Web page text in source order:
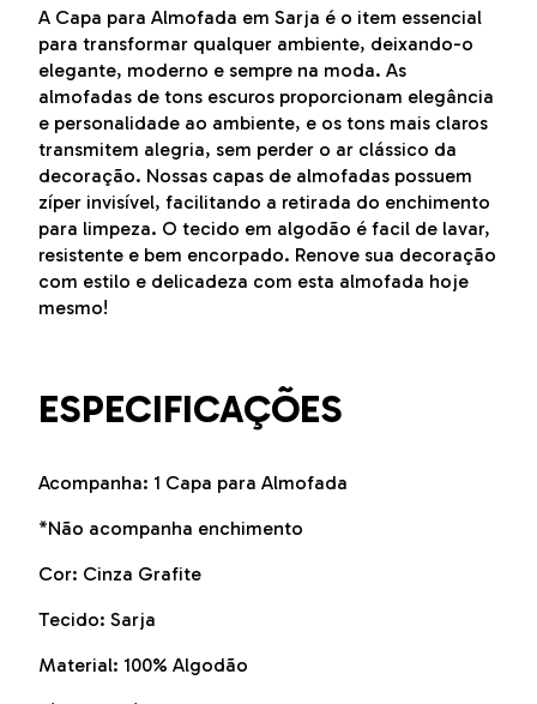
A Capa para Almofada em Sarja é o item essencial
para transformar qualquer ambiente, deixando-o
elegante, moderno e sempre na moda. As
almofadas de tons escuros proporcionam elegância
e personalidade ao ambiente, e os tons mais claros
transmitem alegria, sem perder o ar clássico da
decoração. Nossas capas de almofadas possuem
zíper invisível, facilitando a retirada do enchimento
para limpeza. O tecido em algodão é facil de lavar,
resistente e bem encorpado. Renove sua decoração
com estilo e delicadeza com esta almofada hoje
mesmo!
ESPECIFICAÇÕES
Acompanha: 1 Capa para Almofada
*Não acompanha enchimento
Cor: Cinza Grafite
Tecido: Sarja
Material: 100% Algodão